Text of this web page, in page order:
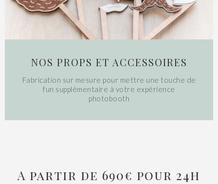
NOS PROPS ET ACCESSOIRES
Fabrication sur mesure pour mettre une touche de
fun supplémentaire à votre expérience
photobooth
A partir de 690€ pour 24h